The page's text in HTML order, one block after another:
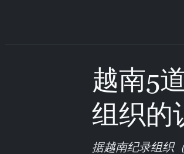
越南5
组织的
据越南纪录组织